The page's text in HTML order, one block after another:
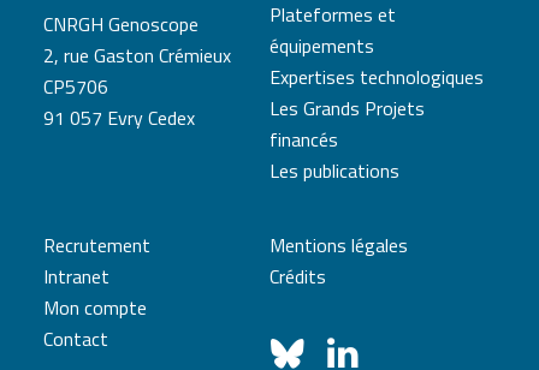
CNRGH Genoscope
2, rue Gaston Crémieux
CP5706
91 057 Evry Cedex
Plateformes et
équipements
Expertises technologiques
Les Grands Projets
financés
Les publications
Recrutement
Intranet
Mon compte
Contact
Mentions légales
Crédits